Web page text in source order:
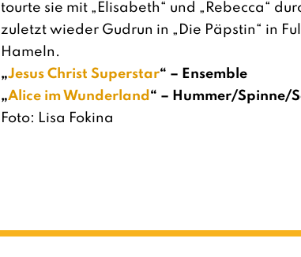
tourte sie mit „Elisabeth“ und „Rebecca“
zuletzt wieder Gudrun in „Die Päpstin“ in
Hameln.
„Jesus Christ Superstar“ – Ensemble
„Alice im Wunderland “ – Hummer/Spinne/
Foto: Lisa Fokina